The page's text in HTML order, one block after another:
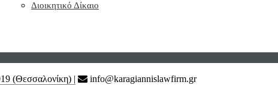
Διοικητικό Δίκαιο
(Θεσσαλονίκη) | info@karagiannislawfirm.gr